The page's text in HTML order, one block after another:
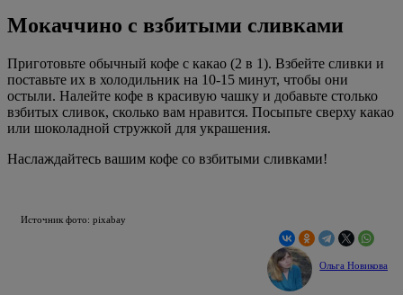
Мокаччино с взбитыми сливками
Приготовьте обычный кофе с какао (2 в 1). Взбейте сливки и
поставьте их в холодильник на 10-15 минут, чтобы они
остыли. Налейте кофе в красивую чашку и добавьте столько
взбитых сливок, сколько вам нравится. Посыпьте сверху какао
или шоколадной стружкой для украшения.
Наслаждайтесь вашим кофе со взбитыми сливками!
Источник фото: pixabay
Ольга Новикова